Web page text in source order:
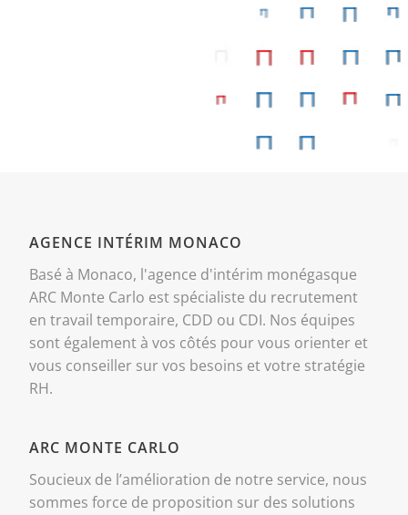
AGENCE INTÉRIM MONACO
Basé à Monaco, l'agence d'intérim monégasque
ARC Monte Carlo est spécialiste du recrutement
en travail temporaire, CDD ou CDI. Nos équipes
sont également à vos côtés pour vous orienter et
vous conseiller sur vos besoins et votre stratégie
RH.
ARC MONTE CARLO
Soucieux de l’amélioration de notre service, nous
sommes force de proposition sur des solutions